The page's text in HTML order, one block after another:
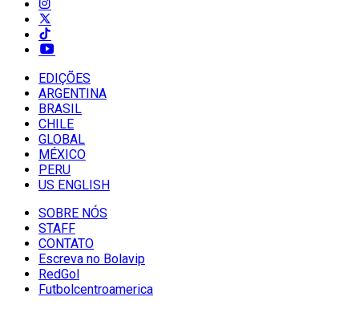
EDIÇÕES
ARGENTINA
BRASIL
CHILE
GLOBAL
MÉXICO
PERU
US ENGLISH
SOBRE NÓS
STAFF
CONTATO
Escreva no Bolavip
RedGol
Futbolcentroamerica